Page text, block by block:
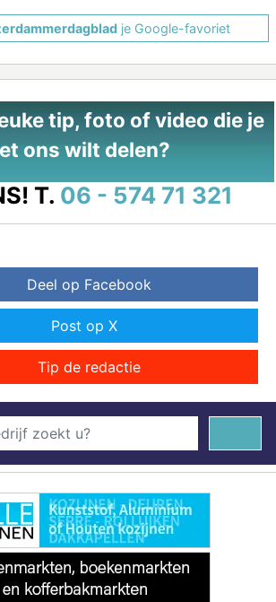
je Google-favoriet
tip, foto of video die je
ons wilt delen?
T. 06 - 574 71 321
Deel op Facebook
Post op X
Tip de redactie